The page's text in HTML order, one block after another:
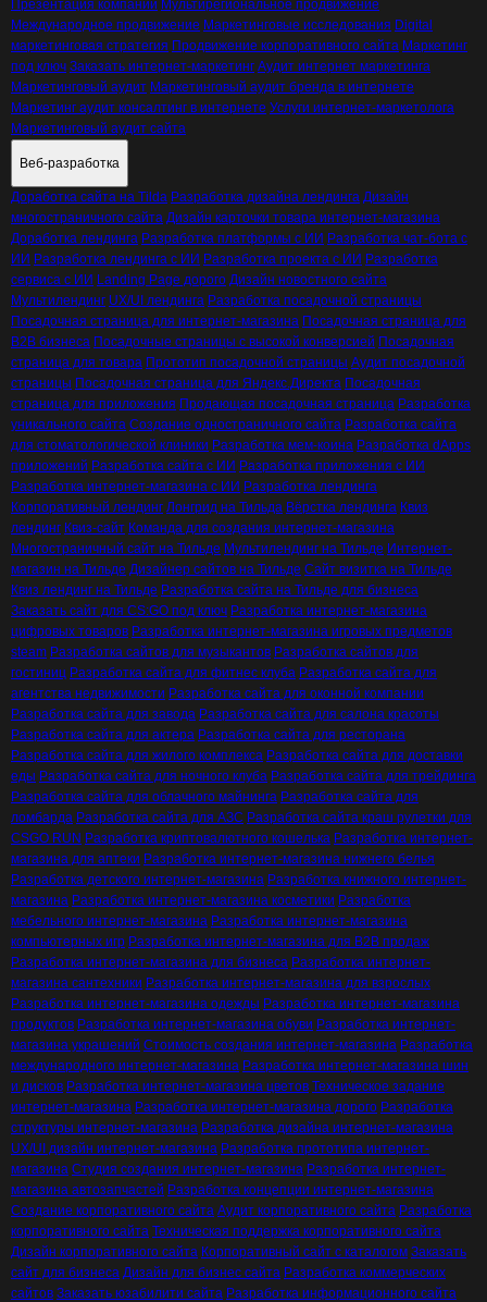
Презентация компании Мультирегиональное продвижение
Международное продвижение Маркетинговые исследования Digital
маркетинговая стратегия Продвижение корпоративного сайта Маркетинг
под ключ Заказать интернет-маркетинг Аудит интернет маркетинга
Маркетинговый аудит Маркетинговый аудит бренда в интернете
Маркетинг аудит консалтинг в интернете Услуги интернет-маркетолога
Маркетинговый аудит сайта
Веб-разработка
Доработка сайта на Tilda Разработка дизайна лендинга Дизайн
многостраничного сайта Дизайн карточки товара интернет-магазина
Доработка лендинга Разработка платформы с ИИ Разработка чат-бота с
ИИ Разработка лендинга с ИИ Разработка проекта с ИИ Разработка
сервиса с ИИ Landing Page дорого Дизайн новостного сайта
Мультилендинг UX/UI лендинга Разработка посадочной страницы
Посадочная страница для интернет-магазина Посадочная страница для
B2B бизнеса Посадочные страницы с высокой конверсией Посадочная
страница для товара Прототип посадочной страницы Аудит посадочной
страницы Посадочная страница для Яндекс.Директа Посадочная
страница для приложения Продающая посадочная страница Разработка
уникального сайта Создание одностраничного сайта Разработка сайта
для стоматологической клиники Разработка мем-коина Разработка dApps
приложений Разработка сайта с ИИ Разработка приложения с ИИ
Разработка интернет-магазина с ИИ Разработка лендинга
Корпоративный лендинг Лонгрид на Тильда Вёрстка лендинга Квиз
лендинг Квиз-сайт Команда для создания интернет-магазина
Многостраничный сайт на Тильде Мультилендинг на Тильде Интернет-
магазин на Тильде Дизайнер сайтов на Тильде Сайт визитка на Тильде
Квиз лендинг на Тильде Разработка сайта на Тильде для бизнеса
Заказать сайт для CS:GO под ключ Разработка интернет-магазина
цифровых товаров Разработка интернет-магазина игровых предметов
steam Разработка сайтов для музыкантов Разработка сайтов для
гостиниц Разработка сайта для фитнес клуба Разработка сайта для
агентства недвижимости Разработка сайта для оконной компании
Разработка сайта для завода Разработка сайта для салона красоты
Разработка сайта для актера Разработка сайта для ресторана
Разработка сайта для жилого комплекса Разработка сайта для доставки
еды Разработка сайта для ночного клуба Разработка сайта для трейдинга
Разработка сайта для облачного майнинга Разработка сайта для
ломбарда Разработка сайта для АЗС Разработка сайта краш рулетки для
CSGO RUN Разработка криптовалютного кошелька Разработка интернет-
магазина для аптеки Разработка интернет-магазина нижнего белья
Разработка детского интернет-магазина Разработка книжного интернет-
магазина Разработка интернет-магазина косметики Разработка
мебельного интернет-магазина Разработка интернет-магазина
компьютерных игр Разработка интернет-магазина для B2B продаж
Разработка интернет-магазина для бизнеса Разработка интернет-
магазина сантехники Разработка интернет-магазина для взрослых
Разработка интернет-магазина одежды Разработка интернет-магазина
продуктов Разработка интернет-магазина обуви Разработка интернет-
магазина украшений Стоимость создания интернет-магазина Разработка
международного интернет-магазина Разработка интернет-магазина шин
и дисков Разработка интернет-магазина цветов Техническое задание
интернет-магазина Разработка интернет-магазина дорого Разработка
структуры интернет-магазина Разработка дизайна интернет-магазина
UX/UI дизайн интернет-магазина Разработка прототипа интернет-
магазина Студия создания интернет-магазина Разработка интернет-
магазина автозапчастей Разработка концепции интернет-магазина
Создание корпоративного сайта Аудит корпоративного сайта Разработка
корпоративного сайта Техническая поддержка корпоративного сайта
Дизайн корпоративного сайта Корпоративный сайт с каталогом Заказать
сайт для бизнеса Дизайн для бизнес сайта Разработка коммерческих
сайтов Заказать юзабилити сайта Разработка информационного сайта